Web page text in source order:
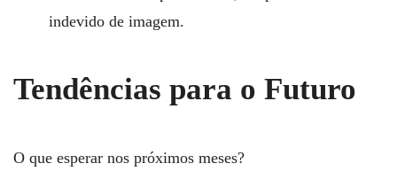
indevido de imagem.
Tendências para o Futuro
O que esperar nos próximos meses?